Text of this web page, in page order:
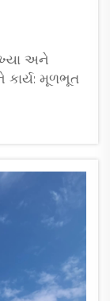
અને
કાર્ય: મૂળભૂત
જમીન પર
લિફ્ટિંગ